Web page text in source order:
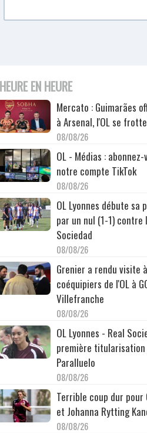
EN HEURE
Mercato : Guimarães
à Arsenal, l'OL se
08/08/26
OL - Médias : abonnez-
notre compte TikTok
08/08/26
OL Lyonnes débute sa
par un nul (1-1) contre
Sociedad
08/08/26
Grenier a rendu visite
coéquipiers de l'OL à
Villefranche
08/08/26
OL Lyonnes - Real
première titularisation
Paralluelo
08/08/26
Terrible coup dur pour
et Johanna Rytting
08/08/26